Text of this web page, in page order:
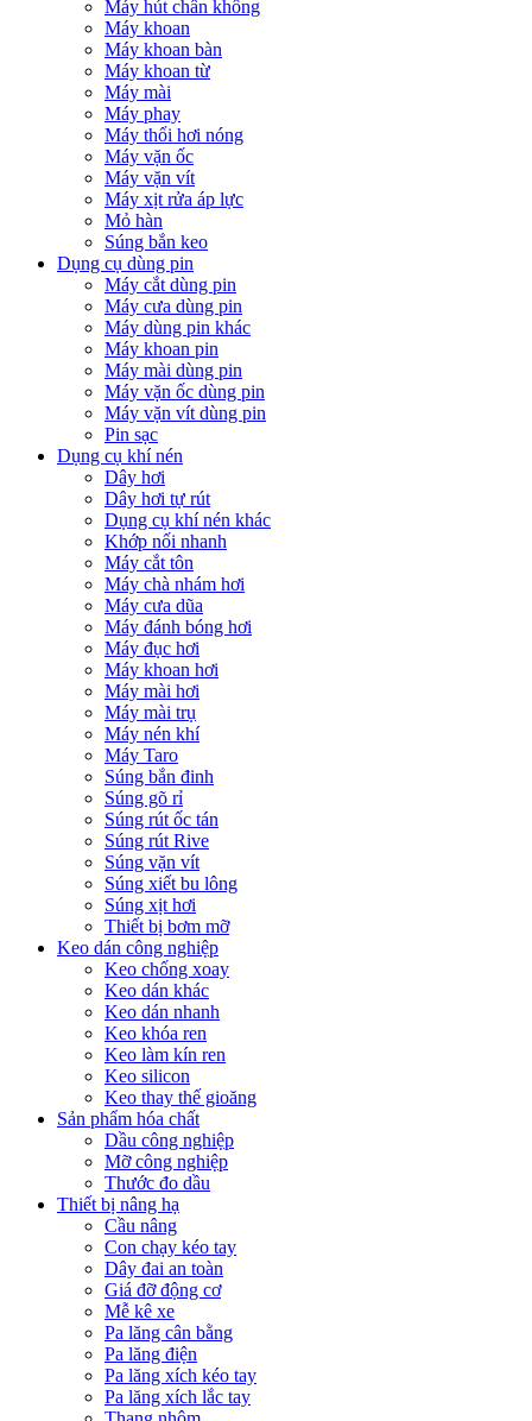
Máy hút chân không
Máy khoan
Máy khoan bàn
Máy khoan từ
Máy mài
Máy phay
Máy thổi hơi nóng
Máy vặn ốc
Máy vặn vít
Máy xịt rửa áp lực
Mỏ hàn
Súng bắn keo
Dụng cụ dùng pin
Máy cắt dùng pin
Máy cưa dùng pin
Máy dùng pin khác
Máy khoan pin
Máy mài dùng pin
Máy vặn ốc dùng pin
Máy vặn vít dùng pin
Pin sạc
Dụng cụ khí nén
Dây hơi
Dây hơi tự rút
Dụng cụ khí nén khác
Khớp nối nhanh
Máy cắt tôn
Máy chà nhám hơi
Máy cưa dũa
Máy đánh bóng hơi
Máy đục hơi
Máy khoan hơi
Máy mài hơi
Máy mài trụ
Máy nén khí
Máy Taro
Súng bắn đinh
Súng gõ rỉ
Súng rút ốc tán
Súng rút Rive
Súng vặn vít
Súng xiết bu lông
Súng xịt hơi
Thiết bị bơm mỡ
Keo dán công nghiệp
Keo chống xoay
Keo dán khác
Keo dán nhanh
Keo khóa ren
Keo làm kín ren
Keo silicon
Keo thay thế gioăng
Sản phẩm hóa chất
Dầu công nghiệp
Mỡ công nghiệp
Thước đo dầu
Thiết bị nâng hạ
Cầu nâng
Con chạy kéo tay
Dây đai an toàn
Giá đỡ động cơ
Mễ kê xe
Pa lăng cân bằng
Pa lăng điện
Pa lăng xích kéo tay
Pa lăng xích lắc tay